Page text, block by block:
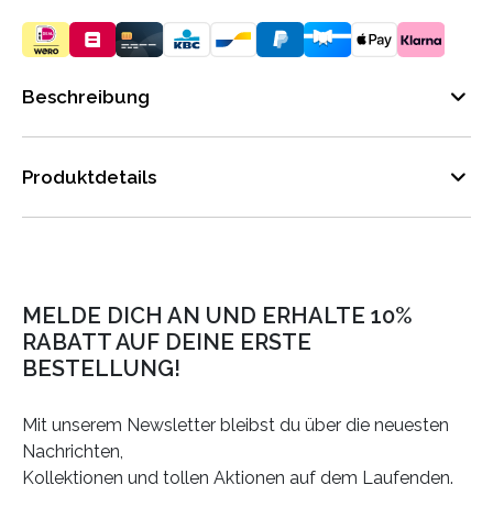
Beschreibung
Produktdetails
MELDE DICH AN UND ERHALTE 10%
RABATT AUF DEINE ERSTE
BESTELLUNG!
Mit unserem Newsletter bleibst du über die neuesten
Nachrichten,
Kollektionen und tollen Aktionen auf dem Laufenden.